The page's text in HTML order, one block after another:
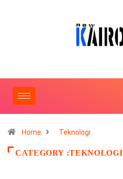
Home Teknologi
CATEGORY :TEKNOLOGI